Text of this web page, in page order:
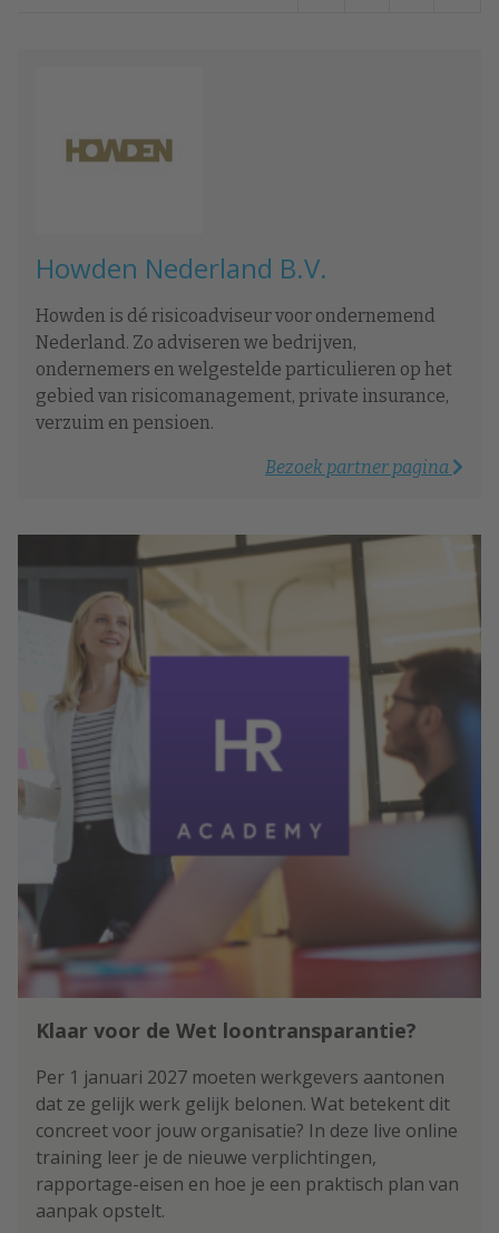
Howden Nederland B.V.
Howden is dé risicoadviseur voor ondernemend
Nederland. Zo adviseren we bedrijven,
ondernemers en welgestelde particulieren op het
gebied van risicomanagement, private insurance,
verzuim en pensioen.
Bezoek partner pagina
Klaar voor de Wet loontransparantie?
Per 1 januari 2027 moeten werkgevers aantonen
dat ze gelijk werk gelijk belonen. Wat betekent dit
concreet voor jouw organisatie? In deze live online
training leer je de nieuwe verplichtingen,
rapportage-eisen en hoe je een praktisch plan van
aanpak opstelt.